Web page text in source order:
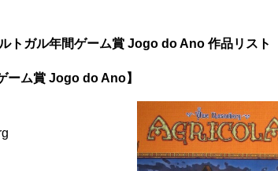
トガル年間ゲーム賞 Jogo do Ano 作品リスト
ーム賞 Jogo do Ano】